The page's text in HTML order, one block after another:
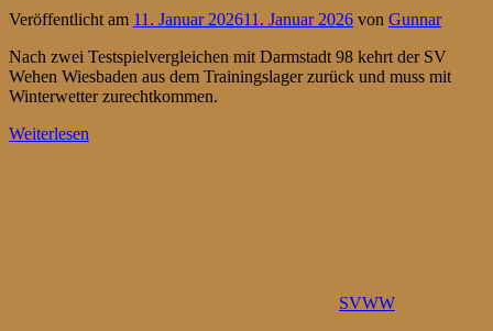
Veröffentlicht am 11. Januar 202611. Januar 2026 von Gunnar
Nach zwei Testspielvergleichen mit Darmstadt 98 kehrt der SV
Wehen Wiesbaden aus dem Trainingslager zurück und muss mit
Winterwetter zurechtkommen.
Weiterlesen
SVWW